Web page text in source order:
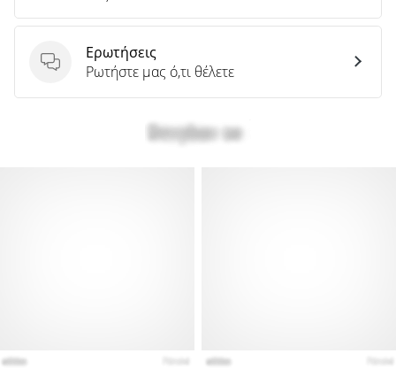
Ερωτήσεις
Ερωτήσεις
Ρωτήστε μας ό,τι θέλετε